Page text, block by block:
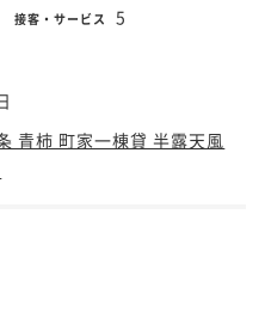
接客・サービス 5
青柿 町家一棟貸 半露天風